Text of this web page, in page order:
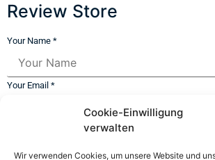
Cookie-Einwilligung
verwalten
Wir verwenden Cookies, um unsere Website und
Review Store
Your Name *
Your Email *